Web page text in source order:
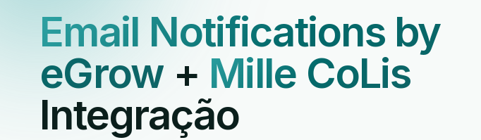
Email Notifications by
eGrow + Mille CoLis
Integração